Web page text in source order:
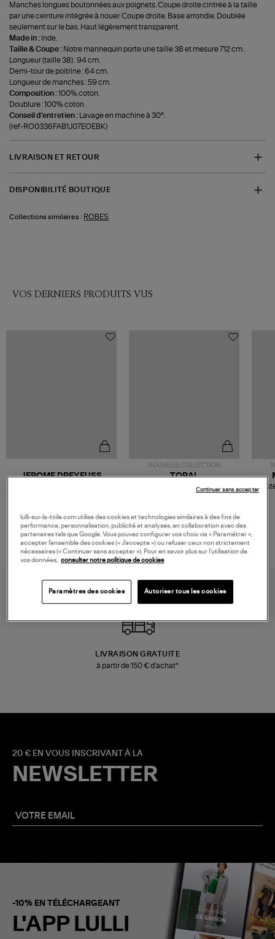
Manches longues boutonnées aux poignets. Coupe droite cintrée à la taille
par une ceinture intégrée à nouer. Coupe droite. Base arrondie. Doublée
seulement sur le bas. Haut légèrement transparent.
Made in : Inde.
Taille & Coupe : Notre mannequin porte une taille 38 et mesure 712 cm.
Longueur (taille 38) : 94 cm.
Demi-tour de poitrine : 64 cm.
Longueur de manches : 59 cm.
Composition :100% coton.
Doublure : 100% coton.
Conseil d'entretien :
Lavage en machine à 30°.
(ref-RO0336FAB1J07EOEBK)
LIVRAISON ET RETOUR
DISPONIBILITÉ BOUTIQUE
Collections similaires : ROBES
VOS DERNIERS PRODUITS VUS
JEROME DREYFUSS
NOUVELLE COLLECTION
TORAL
Mocassins Killian Sport
Mousse
LIVRAISON GRATUITE
à partir de 150 € d'achat*
20 € EN VOUS INSCRIVANT À LA
NEWSLETTER
-10% EN TÉLÉCHARGEANT
L'APP LULLI
lulli-sur-la-toile.com utilise des cookies et technologies similaires à des fins de
performance, personnalisation, publicité et analyses, en collaboration avec des
partenaires tels que Google. Vous pouvez configurer vos choix via « Paramétrer »,
accepter l’ensemble des cookies (« J’accepte ») ou refuser ceux non strictement
nécessaires (« Continuer sans accepter »). Pour en savoir plus sur l’utilisation de
vos données, consulter notre politique de cookies
Paramètres des cookies Autoriser tous les cookies
Continuer sans accepter